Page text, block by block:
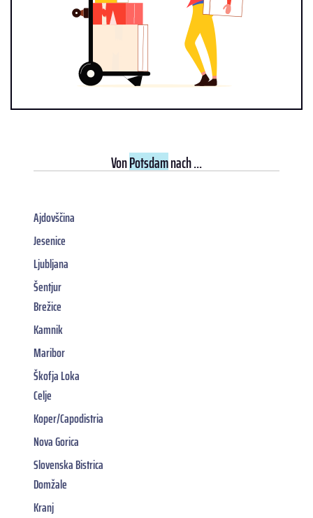
VonPotsdamnach ...
Ajdovščina
Jesenice
Ljubljana
Šentjur
Brežice
Kamnik
Maribor
Škofja Loka
Celje
Koper/Capodistria
Nova Gorica
Slovenska Bistrica
Domžale
Kranj